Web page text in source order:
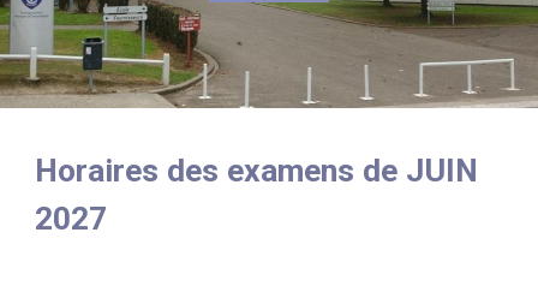
Horaires des examens de JUIN
2027